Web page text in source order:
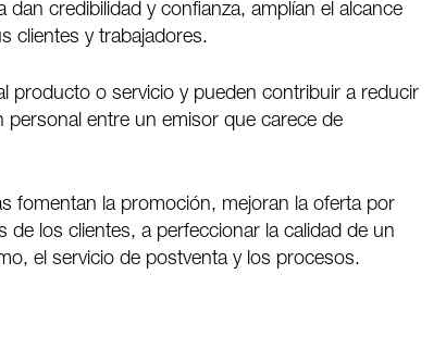
credibilidad y confianza, amplían el alcance
clientes y trabajadores.
producto o servicio y pueden contribuir a reducir
personal entre un emisor que carece de
fomentan la promoción, mejoran la oferta por
los clientes, a perfeccionar la calidad de un
el servicio de postventa y los procesos.